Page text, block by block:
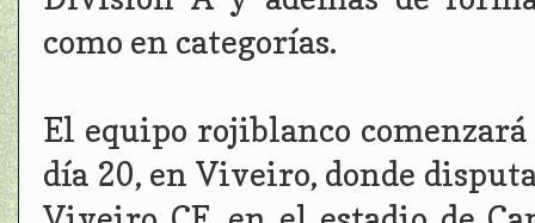
como en categorías.
El equipo rojiblanco comenzará
día 20, en Viveiro, donde